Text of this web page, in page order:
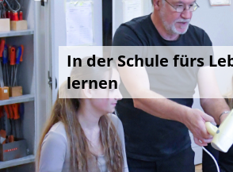
In der Schule fürs
lernen